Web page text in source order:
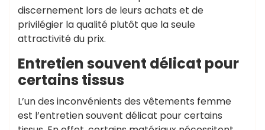
discernement lors de leurs achats et de
privilégier la qualité plutôt que la seule
attractivité du prix.
Entretien souvent délicat pour
certains tissus
L’un des inconvénients des vêtements femme
est l’entretien souvent délicat pour certains